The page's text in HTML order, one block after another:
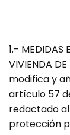
1.- MEDIDAS
VIVIENDA
modifica y
artículo 57
redactado
protección